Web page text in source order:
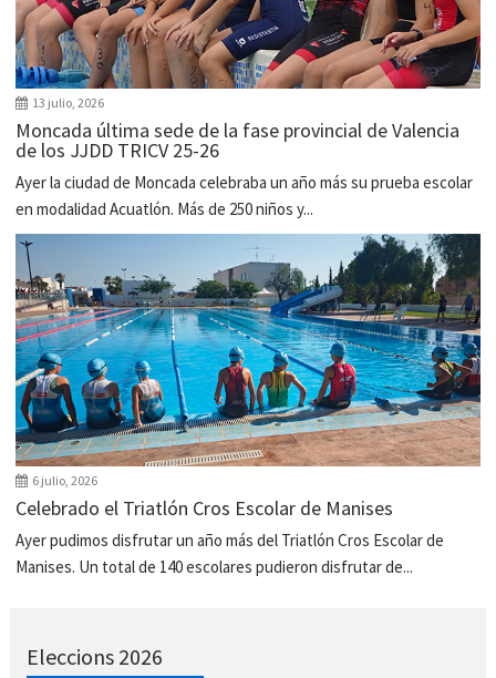
13 julio, 2026
Moncada última sede de la fase provincial de Valencia
de los JJDD TRICV 25-26
Ayer la ciudad de Moncada celebraba un año más su prueba escolar
en modalidad Acuatlón. Más de 250 niños y...
6 julio, 2026
Celebrado el Triatlón Cros Escolar de Manises
Ayer pudimos disfrutar un año más del Triatlón Cros Escolar de
Manises. Un total de 140 escolares pudieron disfrutar de...
Eleccions 2026